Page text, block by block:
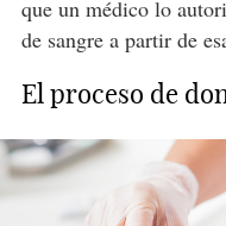
que un médico lo
de sangre a partir de
El proceso de